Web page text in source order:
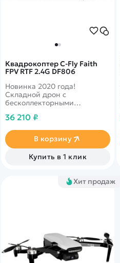
Квадрокоптер C-Fly Faith
FPV RTF 2.4G DF806
Новинка 2020 года!
Складной дрон с
бесколлекторными
стабилизационным
HD 1080p с трасляцией в
режиме реального времени.
Функции следуй за мной и
облет по точкам. Дальность
36 210 ₽
В корзину
Купить в 1 клик
Хит продаж